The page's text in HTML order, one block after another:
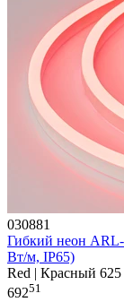
030881
Гибкий неон
Вт/м, IP65)
Red | Красный 625
69251